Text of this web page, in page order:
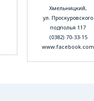
Хмельницкий,
ул. Проскуровского
подполья 117
(0382) 70-33-15
www.facebook.com